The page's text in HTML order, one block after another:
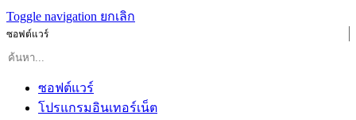
Toggle navigation ยกเลิก
ซอฟต์แวร์
ซอฟต์แวร์
โปรแกรมอินเทอร์เน็ต